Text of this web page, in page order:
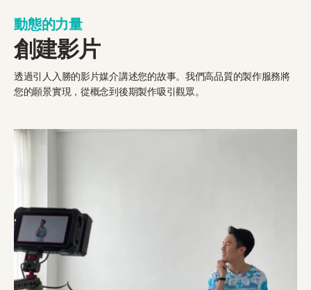
動態的力量
創建影片
透過引人入勝的影片媒介講述您的故事。我們高品質的製作服務將
您的願景實現，從概念到後期製作吸引觀眾。